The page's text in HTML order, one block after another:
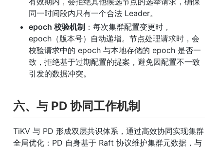
同一时间段内只有一个合法 Leader。
epoch 校验机制 ：每次集群配置变更时，
epoch（版本号）自动递增。节点处理请求时，会
校验请求中的 epoch 与本地存储的 epoch 是否一
致，拒绝基于过期配置的提案，避免因配置不一致
引发的数据冲突。
六、与 PD 协同工作机制
TiKV 与 PD 形成双层共识体系，通过高效协同实现集群
全局优化：PD 自身基于 Raft 协议维护集群元数据，与